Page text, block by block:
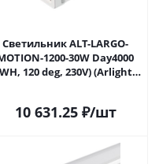
Светильник ALT-LARGO-
1200-30W Day4000
120 deg, 230V) (Arlight,
10 631.25₽/шт